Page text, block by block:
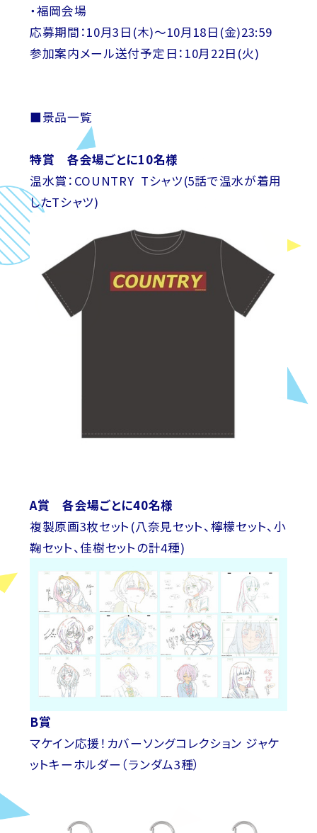
・福岡会場
応募期間：10月3日(木)～10月18日(金)23:59
参加案内メール送付予定日：10月22日(火)
■景品一覧
特賞 各会場ごとに10名様
温水賞：COUNTRY Tシャツ(5話で温水が着用
したTシャツ)
A賞 各会場ごとに40名様
複製原画3枚セット(八奈見セット、檸檬セット、小
鞠セット、佳樹セットの計4種)
B賞
マケイン応援！カバーソングコレクション ジャケ
ットキーホルダー（ランダム3種）